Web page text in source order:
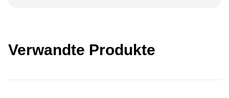
Verwandte Produkte